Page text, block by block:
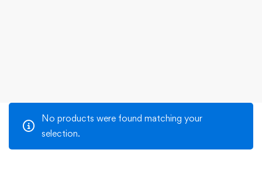
No products were found matching your
selection.